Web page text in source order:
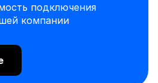
подключения
компании